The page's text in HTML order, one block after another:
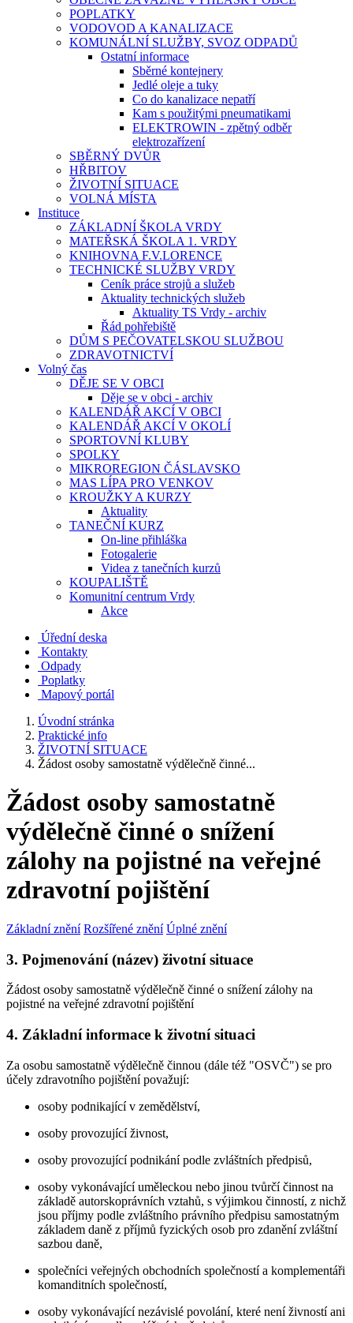
POPLATKY
VODOVOD A KANALIZACE
KOMUNÁLNÍ SLUŽBY, SVOZ ODPADŮ
Ostatní informace
Sběrné kontejnery
Jedlé oleje a tuky
Co do kanalizace nepatří
Kam s použitými pneumatikami
ELEKTROWIN - zpětný odběr
elektrozařízení
SBĚRNÝ DVŮR
HŘBITOV
ŽIVOTNÍ SITUACE
VOLNÁ MÍSTA
Instituce
ZÁKLADNÍ ŠKOLA VRDY
MATEŘSKÁ ŠKOLA 1. VRDY
KNIHOVNA F.V.LORENCE
TECHNICKÉ SLUŽBY VRDY
Ceník práce strojů a služeb
Aktuality technických služeb
Aktuality TS Vrdy - archiv
Řád pohřebiště
DŮM S PEČOVATELSKOU SLUŽBOU
ZDRAVOTNICTVÍ
Volný čas
DĚJE SE V OBCI
Děje se v obci - archiv
KALENDÁŘ AKCÍ V OBCI
KALENDÁŘ AKCÍ V OKOLÍ
SPORTOVNÍ KLUBY
SPOLKY
MIKROREGION ČÁSLAVSKO
MAS LÍPA PRO VENKOV
KROUŽKY A KURZY
Aktuality
TANEČNÍ KURZ
On-line přihláška
Fotogalerie
Videa z tanečních kurzů
KOUPALIŠTĚ
Komunitní centrum Vrdy
Akce
Úřední deska
Kontakty
Odpady
Poplatky
Mapový portál
Úvodní stránka
Praktické info
ŽIVOTNÍ SITUACE
Žádost osoby samostatně výdělečně činné...
Žádost osoby samostatně
výdělečně činné o snížení
zálohy na pojistné na veřejné
zdravotní pojištění
Základní znění Rozšířené znění Úplné znění
3. Pojmenování (název) životní situace
Žádost osoby samostatně výdělečně činné o snížení zálohy na
pojistné na veřejné zdravotní pojištění
4. Základní informace k životní situaci
Za osobu samostatně výdělečně činnou (dále též "OSVČ") se pro
účely zdravotního pojištění považují:
osoby podnikající v zemědělství,
osoby provozující živnost,
osoby provozující podnikání podle zvláštních předpisů,
osoby vykonávající uměleckou nebo jinou tvůrčí činnost na
základě autorskoprávních vztahů, s výjimkou činností, z nichž
jsou příjmy podle zvláštního právního předpisu samostatným
základem daně z příjmů fyzických osob pro zdanění zvláštní
sazbou daně,
společníci veřejných obchodních společností a komplementáři
komanditních společností,
osoby vykonávající nezávislé povolání, které není živností ani